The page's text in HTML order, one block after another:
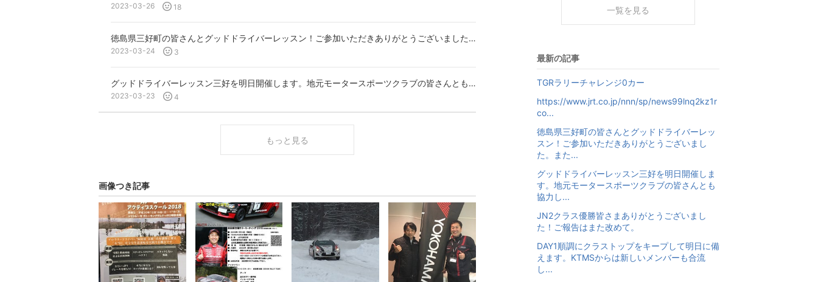
2023-03-26 18
徳島県三好町の皆さんとグッドドライバーレッスン！ご参加いただきありがとうございました。また...
2023-03-24 3
グッドドライバーレッスン三好を明日開催します。地元モータースポーツクラブの皆さんとも協力し...
2023-03-23 4
もっと見る
画像つき記事
一覧を見る
最新の記事
TGRラリーチャレンジ0カー
https://www.jrt.co.jp/nnn/sp/news99lnq2kz1r
co...
徳島県三好町の皆さんとグッドドライバーレッ
スン！ご参加いただきありがとうございまし
た。また...
グッドドライバーレッスン三好を明日開催しま
す。地元モータースポーツクラブの皆さんとも
協力し...
JN2クラス優勝皆さまありがとうございまし
た！ご報告はまた改めて。
DAY1順調にクラストップをキープして明日に備
えます。KTMSからは新しいメンバーも合流
し...